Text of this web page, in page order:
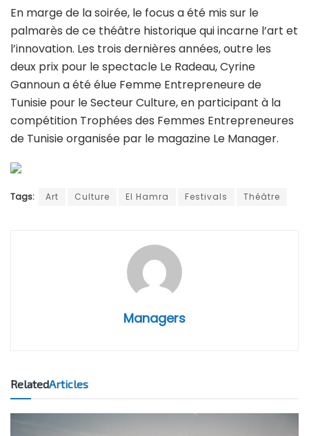
En marge de la soirée, le focus a été mis sur le
palmarès de ce théâtre historique qui incarne l’art et
l’innovation. Les trois dernières années, outre les
deux prix pour le spectacle Le Radeau, Cyrine
Gannoun a été élue Femme Entrepreneure de
Tunisie pour le Secteur Culture, en participant à la
compétition Trophées des Femmes Entrepreneures
de Tunisie organisée par le magazine Le Manager.
Tags: Art Culture El Hamra Festivals Théâtre
Managers
RelatedArticles